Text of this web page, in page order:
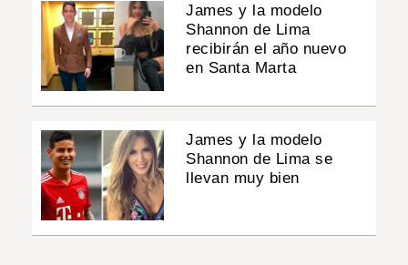
James y la modelo
Shannon de Lima
recibirán el año nuevo
en Santa Marta
James y la modelo
Shannon de Lima se
llevan muy bien